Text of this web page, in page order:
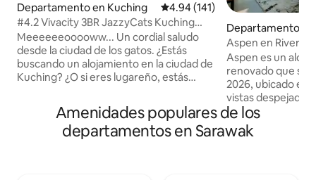
Departamento en Kuching Calificación promedio: 4.94 de
4.94 (141)
#4.2 Vivacity 3BR JazzyCats Kuching
Jazz Suites
Meeeeeeooooww... Un cordial saludo
desde la ciudad de los gatos. ¿Estás
buscando un alojamiento en la ciudad de
Kuching? ¿O si eres lugareño, estás
tus seres queridos? ¡Echa un vistazo a
Jazzy Cats Lodge! Situado justo encima
de Vivacity Megamall, el centro
Departamento
Aspen en
Aspen es un
renovado que se
2026, ubicado en
vistas despejadas
icónico DUN y el
diseño
privado, es el
Amenidades populares de los
departamentos en Sarawak